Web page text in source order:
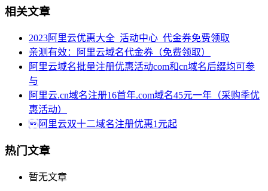
相关文章
2023阿里云优惠大全_活动中心_代金券免费领取
亲测有效：阿里云域名代金券（免费领取）
阿里云域名批量注册优惠活动com和cn域名后缀均可参
与
阿里云.cn域名注册16首年.com域名45元一年（采购季优
惠活动）
阿里云双十二域名注册优惠1元起
热门文章
暂无文章